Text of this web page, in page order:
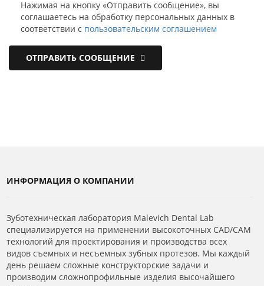
Нажимая на кнопку «Отправить сообщение», вы
соглашаетесь на обработку персональных данных в
соответствии с пользовательским соглашением
ОТПРАВИТЬ СООБЩЕНИЕ
ИНФОРМАЦИЯ О КОМПАНИИ
Зуботехническая лаборатория Malevich Dental Lab
специализируется на применении высокоточных CAD/CAM
технологий для проектирования и производства всех
видов съемных и несъемных зубных протезов. Мы каждый
день решаем сложные конструкторские задачи и
производим сложнопрофильные изделия высочайшего